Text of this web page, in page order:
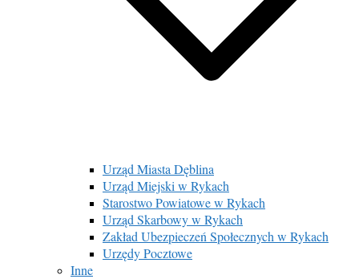
Urząd Miasta Dęblina
Urząd Miejski w Rykach
Starostwo Powiatowe w Rykach
Urząd Skarbowy w Rykach
Zakład Ubezpieczeń Społecznych w Rykach
Urzędy Pocztowe
Inne